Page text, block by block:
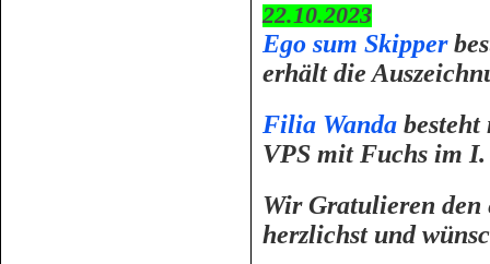
22.10.2023
Ego sum Skipper
erhält die
Filia Wanda
VPS mit Fuchs im I.
Wir Gratulieren den
herzlichst und